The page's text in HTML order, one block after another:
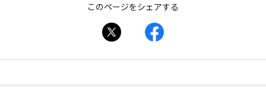
このページをシェアする